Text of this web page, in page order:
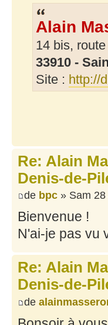
Alain
14 bis,
33910 -
Site : http://
Re: Alain
Denis-de-
de bpc » Sam
Bienvenue !
N'ai-je pas vu
Re: Alain
Denis-de-
de